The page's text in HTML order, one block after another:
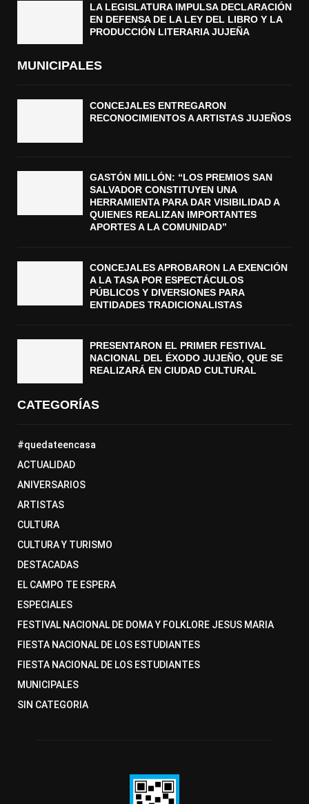
LA LEGISLATURA IMPULSA DECLARACIÓN
EN DEFENSA DE LA LEY DEL LIBRO Y LA
PRODUCCIÓN LITERARIA JUJEÑA
MUNICIPALES
CONCEJALES ENTREGARON
RECONOCIMIENTOS A ARTISTAS JUJEÑOS
GASTÓN MILLÓN: “LOS PREMIOS SAN
SALVADOR CONSTITUYEN UNA
HERRAMIENTA PARA DAR VISIBILIDAD A
QUIENES REALIZAN IMPORTANTES
APORTES A LA COMUNIDAD”
CONCEJALES APROBARON LA EXENCIÓN
A LA TASA POR ESPECTÁCULOS
PÚBLICOS Y DIVERSIONES PARA
ENTIDADES TRADICIONALISTAS
PRESENTARON EL PRIMER FESTIVAL
NACIONAL DEL ÉXODO JUJEÑO, QUE SE
REALIZARÁ EN CIUDAD CULTURAL
CATEGORÍAS
#quedateencasa
ACTUALIDAD
ANIVERSARIOS
ARTISTAS
CULTURA
CULTURA Y TURISMO
DESTACADAS
EL CAMPO TE ESPERA
ESPECIALES
FESTIVAL NACIONAL DE DOMA Y FOLKLORE JESUS MARIA
FIESTA NACIONAL DE LOS ESTUDIANTES
FIESTA NACIONAL DE LOS ESTUDIANTES
MUNICIPALES
SIN CATEGORIA